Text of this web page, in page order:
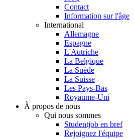
Contact
Information sur l'âge
International
Allemagne
Espagne
L'Autriche
La Belgique
La Suède
La Suisse
Les Pays-Bas
Royaume-Uni
À propos de nous
Qui nous sommes
Studentjob en bref
Rejoignez l'équipe